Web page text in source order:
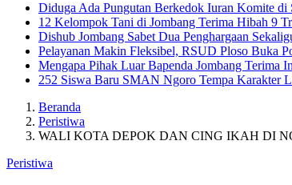
Diduga Ada Pungutan Berkedok Iuran Komite
12 Kelompok Tani di Jombang Terima Hibah 9
Dishub Jombang Sabet Dua Penghargaan
Pelayanan Makin Fleksibel, RSUD Ploso Buka
Mengapa Pihak Luar Bapenda Jombang Terima
252 Siswa Baru SMAN Ngoro Tempa Karakter
Beranda
Peristiwa
WALI KOTA DEPOK DAN CING IKAH DI
Peristiwa